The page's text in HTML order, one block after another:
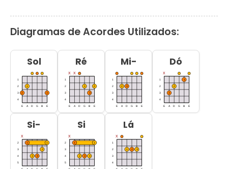
Diagramas de Acordes Utilizados:
Sol Ré Mi- Dó
Si- Si Lá